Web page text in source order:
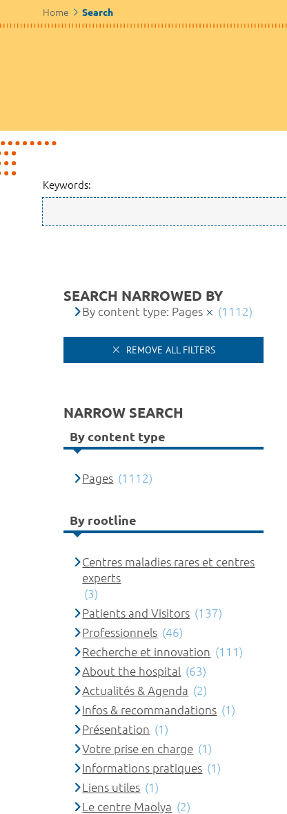
Home Search
Keywords:
SEARCH NARROWED BY
By content type: Pages (1112)
REMOVE ALL FILTERS
NARROW SEARCH
By content type
Pages (1112)
By rootline
Centres maladies rares et centres
experts
(3)
Patients and Visitors (137)
Professionnels (46)
Recherche et innovation (111)
About the hospital (63)
Actualités & Agenda (2)
Infos & recommandations (1)
Présentation (1)
Votre prise en charge (1)
Informations pratiques (1)
Liens utiles (1)
Le centre Maolya (2)